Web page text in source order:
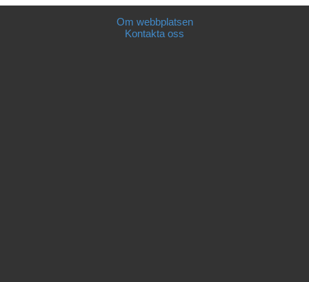
Om webbplatsen
Kontakta oss